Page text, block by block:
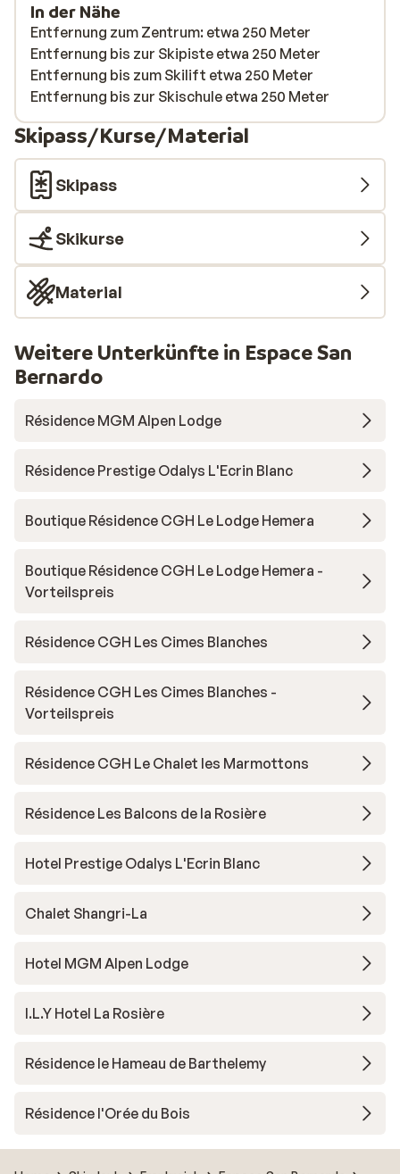
In der Nähe
Entfernung zum Zentrum: etwa 250 Meter
Entfernung bis zur Skipiste etwa 250 Meter
Entfernung bis zum Skilift etwa 250 Meter
Entfernung bis zur Skischule etwa 250 Meter
Skipass/Kurse/Material
Skipass
Skikurse
Material
Weitere Unterkünfte in Espace San
Bernardo
Résidence MGM Alpen Lodge
Résidence Prestige Odalys L'Ecrin Blanc
Boutique Résidence CGH Le Lodge Hemera
Boutique Résidence CGH Le Lodge Hemera -
Vorteilspreis
Résidence CGH Les Cimes Blanches
Résidence CGH Les Cimes Blanches -
Vorteilspreis
Résidence CGH Le Chalet les Marmottons
Résidence Les Balcons de la Rosière
Hotel Prestige Odalys L'Ecrin Blanc
Chalet Shangri-La
Hotel MGM Alpen Lodge
I.L.Y Hotel La Rosière
Résidence le Hameau de Barthelemy
Résidence l'Orée du Bois